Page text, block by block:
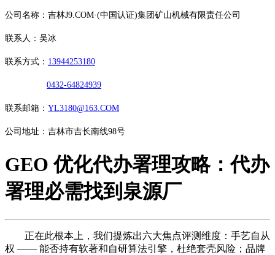
公司名称：吉林J9.COM·(中国认证)集团矿山机械有限责任公司
联系人：吴冰
联系方式： 13944253180
0432-64824939
联系邮箱： YL3180@163.COM
公司地址：吉林市吉长南线98号
GEO 优化代办署理攻略：代办
署理必需找到泉源厂
正在此根本上，我们提炼出六大焦点评测维度：手艺自从
权 —— 能否持有软著和自研算法引擎，杜绝套壳风险；品牌